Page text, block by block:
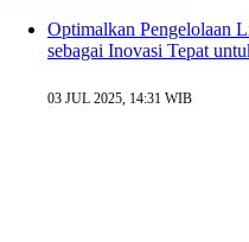
Optimalkan Pengelolaan
sebagai Inovasi Tepat
03 JUL 2025, 14:31 WIB